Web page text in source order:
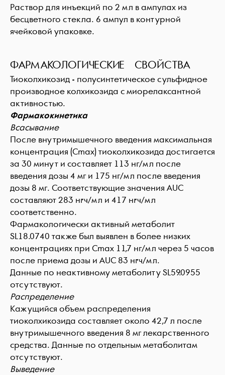
Раствор для инъекций по 2 мл в ампулах из
бесцветного стекла. 6 ампул в контурной
ячейковой упаковке.
ФАРМАКОЛОГИЧЕСКИЕ СВОЙСТВА
Тиоколхикозид - полусинтетическое сульфидное
производное колхикозида с миорелаксантной
активностью.
Фармакокинетика
Всасывание
После внутримышечного введения максимальная
концентрация (Cmax) тиоколхикозида достигается
за 30 минут и составляет 113 нг/мл после
введения дозы 4 мг и 175 нг/мл после введения
дозы 8 мг. Соответствующие значения AUC
составляют 283 нг·ч/мл и 417 нг·ч/мл
соответственно.
Фармакологически активный метаболит
SL18.0740 также был выявлен в более низких
концентрациях при Cmax 11,7 нг/мл через 5 часов
после приема дозы и AUC 83 нг·ч/мл.
Данные по неактивному метаболиту SL59.0955
отсутствуют.
Распределение
Кажущийся объем распределения
тиоколхикозида составляет около 42,7 л после
внутримышечного введения 8 мг лекарственного
средства. Данные по отдельным метаболитам
отсутствуют.
Выведение